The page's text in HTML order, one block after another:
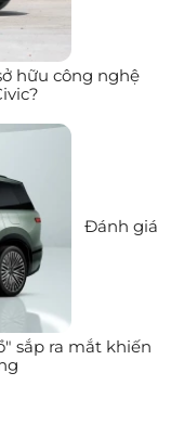
hữu công nghệ
Đánh giá
sắp ra mắt khiến